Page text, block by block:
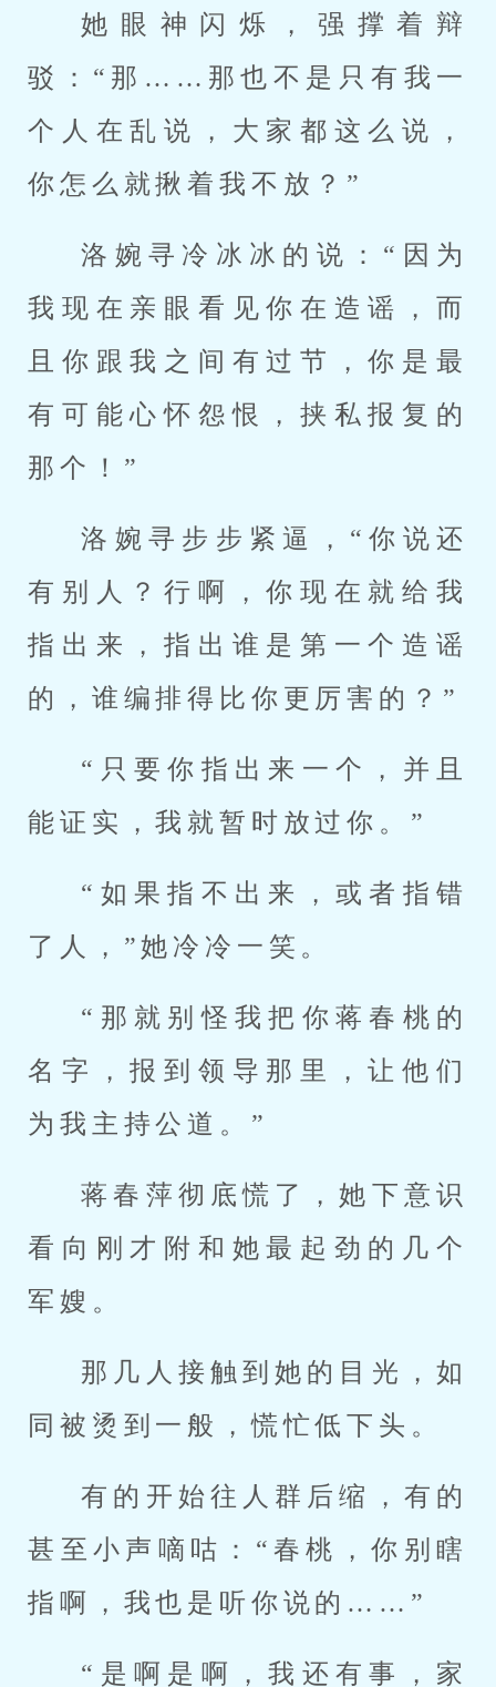
她眼神闪烁，强撑着辩
驳：“那……那也不是只有我一
个人在乱说，大家都这么说，
你怎么就揪着我不放？”
洛婉寻冷冰冰的说：“因为
我现在亲眼看见你在造谣，而
且你跟我之间有过节，你是最
有可能心怀怨恨，挟私报复的
那个！”
洛婉寻步步紧逼，“你说还
有别人？行啊，你现在就给我
指出来，指出谁是第一个造谣
的，谁编排得比你更厉害的？”
“只要你指出来一个，并且
能证实，我就暂时放过你。”
“如果指不出来，或者指错
了人，”她冷冷一笑。
“那就别怪我把你蒋春桃的
名字，报到领导那里，让他们
为我主持公道。”
蒋春萍彻底慌了，她下意识
看向刚才附和她最起劲的几个
军嫂。
那几人接触到她的目光，如
同被烫到一般，慌忙低下头。
有的开始往人群后缩，有的
甚至小声嘀咕：“春桃，你别瞎
指啊，我也是听你说的……”
“是啊是啊，我还有事，家